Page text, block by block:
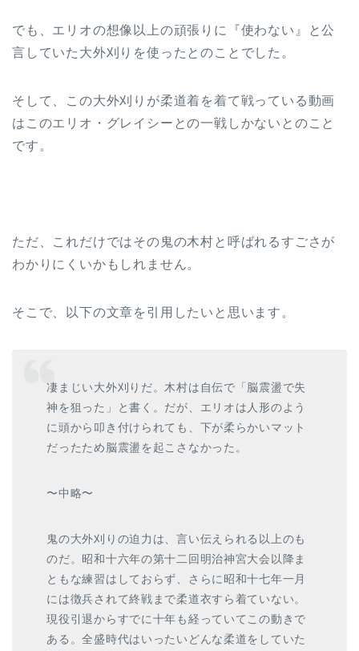
でも、エリオの想像以上の頑張りに『使わない』と公
言していた大外刈りを使ったとのことでした。
そして、この大外刈りが柔道着を着て戦っている動画
はこのエリオ・グレイシーとの一戦しかないとのこと
です。
ただ、これだけではその鬼の木村と呼ばれるすごさが
わかりにくいかもしれません。
そこで、以下の文章を引用したいと思います。
凄まじい大外刈りだ。木村は自伝で「脳震盪で失
神を狙った」と書く。だが、エリオは人形のよう
に頭から叩き付けられても、下が柔らかいマット
だったため脳震盪を起こさなかった。
〜中略〜
鬼の大外刈りの迫力は、言い伝えられる以上のも
のだ。昭和十六年の第十二回明治神宮大会以降ま
ともな練習はしておらず、さらに昭和十七年一月
には徴兵されて終戦まで柔道衣すら着ていない。
現役引退からすでに十年も経っていてこの動きで
ある。全盛時代はいったいどんな柔道をしていた